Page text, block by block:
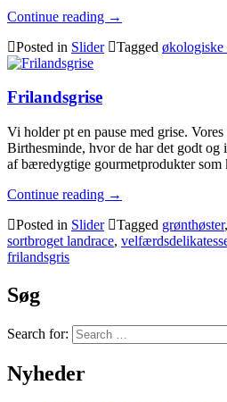
Continue reading →
Posted in Slider Tagged
Frilandsgrise
Vi holder pt en pause med grise.
Birthesminde, hvor de har det godt
af bæredygtige gourmetprodukter som
Continue reading →
Posted in Slider Tagged grønthøster,
sortbroget landrace,
frilandsgris
Søg
Search for:
Nyheder